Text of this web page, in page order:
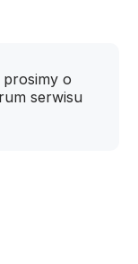
o
serwisu